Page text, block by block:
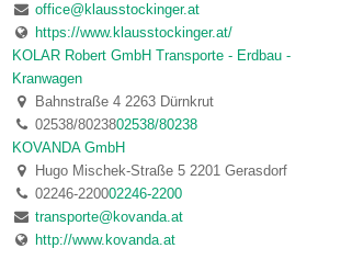
office@klausstockinger.at
https://www.klausstockinger.at/
KOLAR Robert GmbH Transporte - Erdbau -
Kranwagen
Bahnstraße 4 2263 Dürnkrut
02538/8023802538/80238
KOVANDA GmbH
Hugo Mischek-Straße 5 2201 Gerasdorf
02246-220002246-2200
transporte@kovanda.at
http://www.kovanda.at